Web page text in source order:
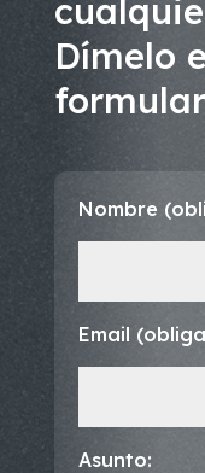
Dímelo
Nombre
Email
Asunto: